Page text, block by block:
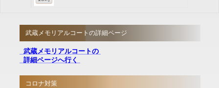
武蔵メモリアルコートの詳細ページ
武蔵メモリアルコートの
詳細ページへ行く
コロナ対策